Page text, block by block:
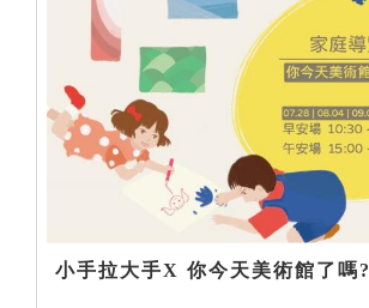
小手拉大手X 你今天美術館了嗎?